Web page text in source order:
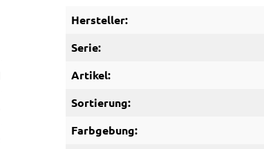
Hersteller:
Serie:
Artikel:
Sortierung:
Farbgebung: